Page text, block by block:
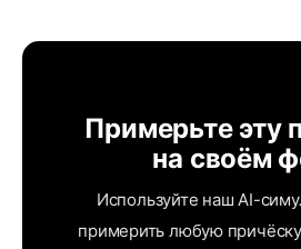
Примерьте эту
на своём
Используйте наш AI-
примерить любую